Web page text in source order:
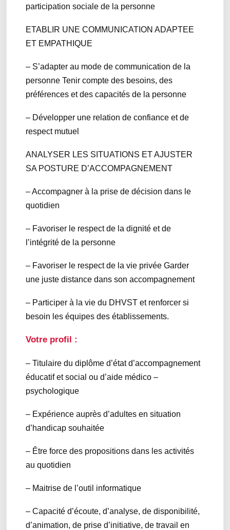
participation sociale de la personne
ETABLIR UNE COMMUNICATION ADAPTEE
ET EMPATHIQUE
– S’adapter au mode de communication de la
personne Tenir compte des besoins, des
préférences et des capacités de la personne
– Développer une relation de confiance et de
respect mutuel
ANALYSER LES SITUATIONS ET AJUSTER
SA POSTURE D’ACCOMPAGNEMENT
– Accompagner à la prise de décision dans le
quotidien
– Favoriser le respect de la dignité et de
l’intégrité de la personne
– Favoriser le respect de la vie privée Garder
une juste distance dans son accompagnement
– Participer à la vie du DHVST et renforcer si
besoin les équipes des établissements.
Votre profil :
– Titulaire du diplôme d’état d’accompagnement
éducatif et social ou d’aide médico –
psychologique
– Expérience auprès d’adultes en situation
d’handicap souhaitée
– Être force des propositions dans les activités
au quotidien
– Maitrise de l’outil informatique
– Capacité d’écoute, d’analyse, de disponibilité,
d’animation, de prise d’initiative, de travail en